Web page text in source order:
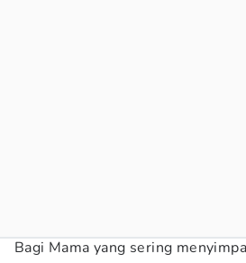
Bagi Mama yang sering